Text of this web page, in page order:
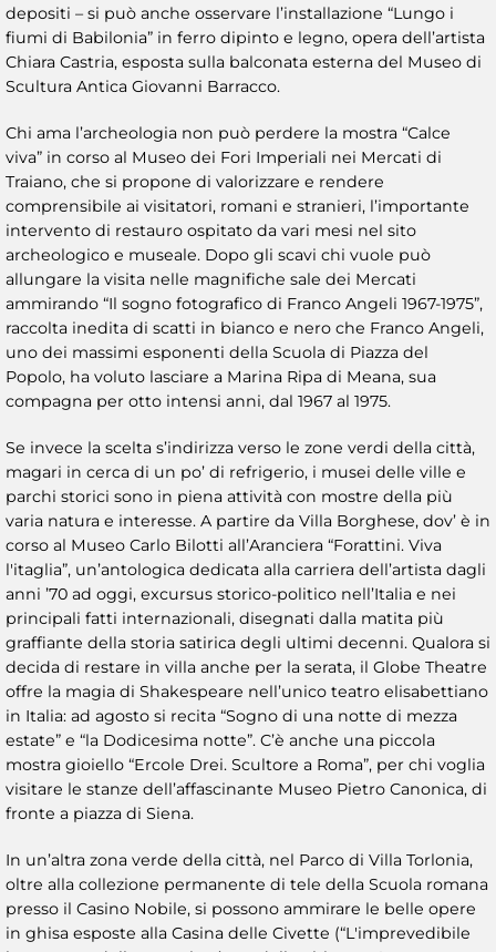
depositi – si può anche osservare l’installazione “Lungo i
fiumi di Babilonia” in ferro dipinto e legno, opera dell’artista
Chiara Castria, esposta sulla balconata esterna del Museo di
Scultura Antica Giovanni Barracco.
Chi ama l’archeologia non può perdere la mostra “Calce
viva” in corso al Museo dei Fori Imperiali nei Mercati di
Traiano, che si propone di valorizzare e rendere
comprensibile ai visitatori, romani e stranieri, l’importante
intervento di restauro ospitato da vari mesi nel sito
archeologico e museale. Dopo gli scavi chi vuole può
allungare la visita nelle magnifiche sale dei Mercati
ammirando “Il sogno fotografico di Franco Angeli 1967-1975”,
raccolta inedita di scatti in bianco e nero che Franco Angeli,
uno dei massimi esponenti della Scuola di Piazza del
Popolo, ha voluto lasciare a Marina Ripa di Meana, sua
compagna per otto intensi anni, dal 1967 al 1975.
Se invece la scelta s’indirizza verso le zone verdi della città,
magari in cerca di un po’ di refrigerio, i musei delle ville e
parchi storici sono in piena attività con mostre della più
varia natura e interesse. A partire da Villa Borghese, dov’ è in
corso al Museo Carlo Bilotti all’Aranciera “Forattini. Viva
l'itaglia”, un’antologica dedicata alla carriera dell’artista dagli
anni ’70 ad oggi, excursus storico-politico nell’Italia e nei
principali fatti internazionali, disegnati dalla matita più
graffiante della storia satirica degli ultimi decenni. Qualora si
decida di restare in villa anche per la serata, il Globe Theatre
offre la magia di Shakespeare nell’unico teatro elisabettiano
in Italia: ad agosto si recita “Sogno di una notte di mezza
estate” e “la Dodicesima notte”. C’è anche una piccola
mostra gioiello “Ercole Drei. Scultore a Roma”, per chi voglia
visitare le stanze dell’affascinante Museo Pietro Canonica, di
fronte a piazza di Siena.
In un’altra zona verde della città, nel Parco di Villa Torlonia,
oltre alla collezione permanente di tele della Scuola romana
presso il Casino Nobile, si possono ammirare le belle opere
in ghisa esposte alla Casina delle Civette (“L'imprevedibile